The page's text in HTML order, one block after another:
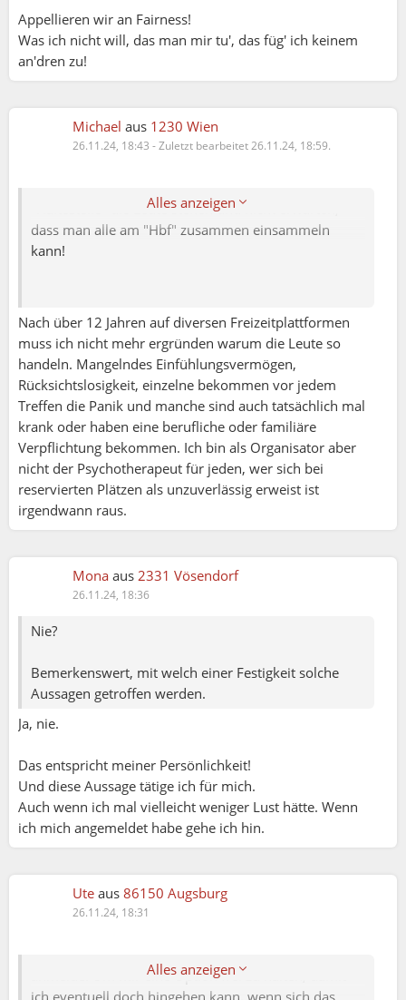
Appellieren wir an Fairness!
Was ich nicht will, das man mir tu', das füg' ich keinem
an'dren zu!
Michael aus 1230 Wien
26.11.24, 18:43 -Zuletzt bearbeitet 26.11.24, 18:59.
Alles anzeigen
Warum haust du mir ein "Thema verfehlt" um die
Ohren, statt nachzufragen?
Die, die absagen, haben doch kein Problem. Selbst
wenn ihr sie auf ignore setzt, sie melden sich dann
eben woanders an.
"Haltestelle" die Leute stehen und nicht erwarten,
dass man alle am "Hbf" zusammen einsammeln
kann!
Nach über 12 Jahren auf diversen Freizeitplattformen
muss ich nicht mehr ergründen warum die Leute so
handeln. Mangelndes Einfühlungsvermögen,
Rücksichtslosigkeit, einzelne bekommen vor jedem
Treffen die Panik und manche sind auch tatsächlich mal
krank oder haben eine berufliche oder familiäre
Verpflichtung bekommen. Ich bin als Organisator aber
nicht der Psychotherapeut für jeden, wer sich bei
reservierten Plätzen als unzuverlässig erweist ist
irgendwann raus.
Mona aus 2331 Vösendorf
26.11.24, 18:36
Nie?
Bemerkenswert, mit welch einer Festigkeit solche
Aussagen getroffen werden.
Ja, nie.
Das entspricht meiner Persönlichkeit!
Und diese Aussage tätige ich für mich.
Auch wenn ich mal vielleicht weniger Lust hätte. Wenn
ich mich angemeldet habe gehe ich hin.
Ute aus 86150 Augsburg
26.11.24, 18:31
Alles anzeigen
Mona:
Das sehe ich genauso. Monate im Voraus zu planen
ist schwierig. Und das sehe ich als Organisatorin, wie
auch eine Teilnehmerin so.
anmelde. Um mir eine Option frei zu halten, damit